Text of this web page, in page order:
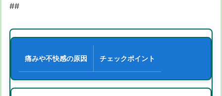
##
痛みや不快感の原因 チェックポイント